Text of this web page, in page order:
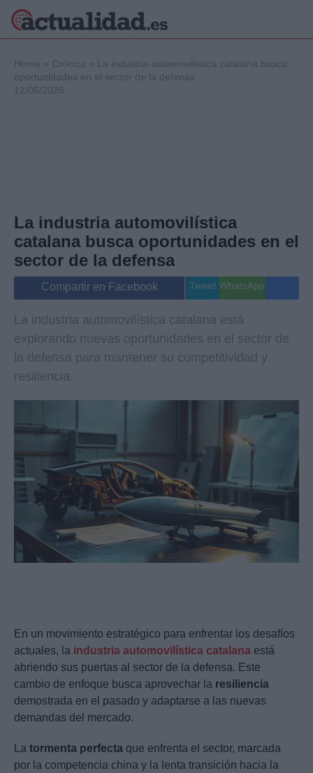
Internacional
Viajes
Gente
Musica
Home » Crónica »
La industria automovilística catalana busca
oportunidades en el sector de la defensa
12/06/2026
La industria automovilística
catalana busca oportunidades en el
sector de la defensa
Compartir en Facebook Tweet WhatsApp
La industria automovilística catalana está
explorando nuevas oportunidades en el sector de
la defensa para mantener su competitividad y
resiliencia.
En un movimiento estratégico para enfrentar los desafíos
actuales, la industria automovilística catalana está
abriendo sus puertas al sector de la defensa. Este
cambio de enfoque busca aprovechar la resiliencia
demostrada en el pasado y adaptarse a las nuevas
demandas del mercado.
La tormenta perfecta que enfrenta el sector, marcada
por la competencia china y la lenta transición hacia la